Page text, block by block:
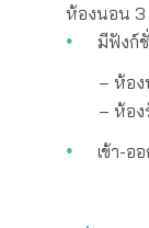
ห้องนอน 3
มีฟังก์
– ห้อ
– ห้อง
เข้า-อ